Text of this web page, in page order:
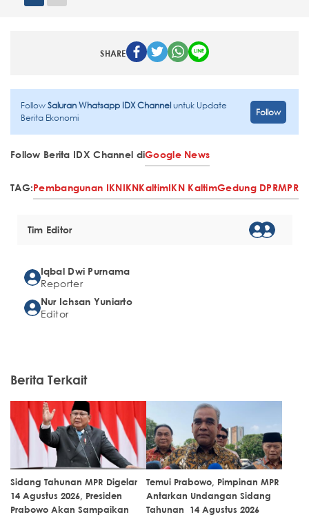
SHARE
FollowSaluran Whatsapp IDX Channeluntuk Update
Berita Ekonomi
Follow
Follow Berita IDX Channel diGoogle News
TAG:Pembangunan IKNIKNKaltimIKN KaltimGedung DPRMPR
Tim Editor
Iqbal Dwi Purnama
Reporter
Nur Ichsan Yuniarto
Editor
Berita Terkait
Sidang Tahunan MPR Digelar
14 Agustus 2026, Presiden
Prabowo Akan Sampaikan
Temui Prabowo, Pimpinan MPR
Antarkan Undangan Sidang
Tahunan 14 Agustus 2026